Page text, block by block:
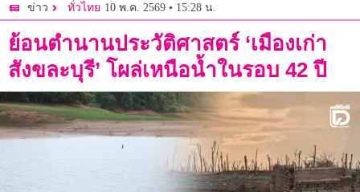
ข่าว ทั่วไทย 10 พ.ค. 2569 • 15:28 น.
ย้อนตำนานประวัติศาสตร์ ‘เมืองเก่า
สังขละบุรี’ โผล่เหนือน้ำในรอบ 42 ปี